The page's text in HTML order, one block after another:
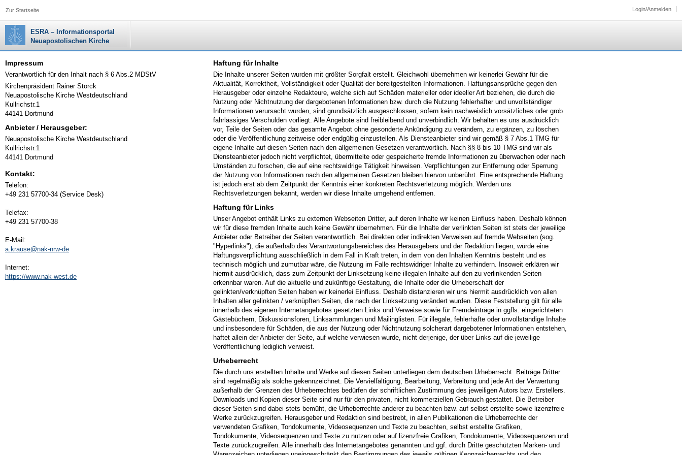
Login/Anmelden
Zur Startseite
ESRA – Informationsportal
Neuapostolischen Kirche
Impressum
Verantwortlich für den Inhalt nach § 6 Abs.2 MDStV
Kirchenpräsident Rainer Storck
Neuapostolische Kirche Westdeutschland
Kullrichstr.1
44141 Dortmund
Anbieter / Herausgeber:
Neuapostolische Kirche Westdeutschland
Kullrichstr.1
44141 Dortmund
Kontakt:
Telefon:
+49 231 57700-34 (Service Desk)
Telefax:
+49 231 57700-38
E-Mail:
a.krause@nak-nrw-de
Internet:
https://www.nak-west.de
Haftung für Inhalte
Die Inhalte unserer Seiten wurden mit größter Sorgfalt erstellt. Gleichwohl übernehmen wir keinerlei Gewähr für die
Aktualität, Korrektheit, Vollständigkeit oder Qualität der bereitgestellten Informationen. Haftungsansprüche gegen den
Herausgeber oder einzelne Redakteure, welche sich auf Schäden materieller oder ideeller Art beziehen, die durch die
Nutzung oder Nichtnutzung der dargebotenen Informationen bzw. durch die Nutzung fehlerhafter und unvollständiger
Informationen verursacht wurden, sind grundsätzlich ausgeschlossen, sofern kein nachweislich vorsätzliches oder grob
fahrlässiges Verschulden vorliegt. Alle Angebote sind freibleibend und unverbindlich. Wir behalten es uns ausdrücklich
vor, Teile der Seiten oder das gesamte Angebot ohne gesonderte Ankündigung zu verändern, zu ergänzen, zu löschen
oder die Veröffentlichung zeitweise oder endgültig einzustellen. Als Diensteanbieter sind wir gemäß § 7 Abs.1 TMG für
eigene Inhalte auf diesen Seiten nach den allgemeinen Gesetzen verantwortlich. Nach §§ 8 bis 10 TMG sind wir als
Diensteanbieter jedoch nicht verpflichtet, übermittelte oder gespeicherte fremde Informationen zu überwachen oder nach
Umständen zu forschen, die auf eine rechtswidrige Tätigkeit hinweisen. Verpflichtungen zur Entfernung oder Sperrung
der Nutzung von Informationen nach den allgemeinen Gesetzen bleiben hiervon unberührt. Eine entsprechende Haftung
ist jedoch erst ab dem Zeitpunkt der Kenntnis einer konkreten Rechtsverletzung möglich. Werden uns
Rechtsverletzungen bekannt, werden wir diese Inhalte umgehend entfernen.
Haftung für Links
Unser Angebot enthält Links zu externen Webseiten Dritter, auf deren Inhalte wir keinen Einfluss haben. Deshalb können
wir für diese fremden Inhalte auch keine Gewähr übernehmen. Für die Inhalte der verlinkten Seiten ist stets der jeweilige
Anbieter oder Betreiber der Seiten verantwortlich. Bei direkten oder indirekten Verweisen auf fremde Webseiten (sog.
"Hyperlinks"), die außerhalb des Verantwortungsbereiches des Herausgebers und der Redaktion liegen, würde eine
Haftungsverpflichtung ausschließlich in dem Fall in Kraft treten, in dem von den Inhalten Kenntnis besteht und es
technisch möglich und zumutbar wäre, die Nutzung im Falle rechtswidriger Inhalte zu verhindern. Insoweit erklären wir
hiermit ausdrücklich, dass zum Zeitpunkt der Linksetzung keine illegalen Inhalte auf den zu verlinkenden Seiten
erkennbar waren. Auf die aktuelle und zukünftige Gestaltung, die Inhalte oder die Urheberschaft der
gelinkten/verknüpften Seiten haben wir keinerlei Einfluss. Deshalb distanzieren wir uns hiermit ausdrücklich von allen
Inhalten aller gelinkten / verknüpften Seiten, die nach der Linksetzung verändert wurden. Diese Feststellung gilt für alle
innerhalb des eigenen Internetangebotes gesetzten Links und Verweise sowie für Fremdeinträge in ggfls. eingerichteten
Gästebüchern, Diskussionsforen, Linksammlungen und Mailinglisten. Für illegale, fehlerhafte oder unvollständige Inhalte
und insbesondere für Schäden, die aus der Nutzung oder Nichtnutzung solcherart dargebotener Informationen entstehen,
haftet allein der Anbieter der Seite, auf welche verwiesen wurde, nicht derjenige, der über Links auf die jeweilige
Veröffentlichung lediglich verweist.
Urheberrecht
Die durch uns erstellten Inhalte und Werke auf diesen Seiten unterliegen dem deutschen Urheberrecht. Beiträge Dritter
sind regelmäßig als solche gekennzeichnet. Die Vervielfältigung, Bearbeitung, Verbreitung und jede Art der Verwertung
außerhalb der Grenzen des Urheberrechtes bedürfen der schriftlichen Zustimmung des jeweiligen Autors bzw. Erstellers.
Downloads und Kopien dieser Seite sind nur für den privaten, nicht kommerziellen Gebrauch gestattet. Die Betreiber
dieser Seiten sind dabei stets bemüht, die Urheberrechte anderer zu beachten bzw. auf selbst erstellte sowie lizenzfreie
Werke zurückzugreifen. Herausgeber und Redaktion sind bestrebt, in allen Publikationen die Urheberrechte der
verwendeten Grafiken, Tondokumente, Videosequenzen und Texte zu beachten, selbst erstellte Grafiken,
Tondokumente, Videosequenzen und Texte zu nutzen oder auf lizenzfreie Grafiken, Tondokumente, Videosequenzen und
Texte zurückzugreifen. Alle innerhalb des Internetangebotes genannten und ggf. durch Dritte geschützten Marken- und